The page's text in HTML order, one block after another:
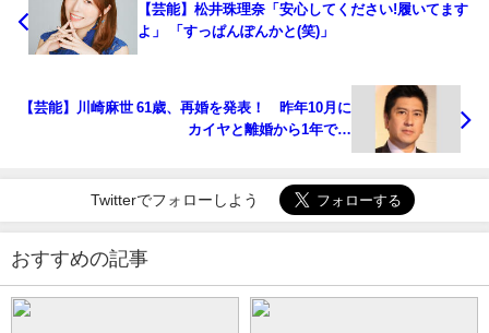
【芸能】松井珠理奈「安心してください!履いてます
よ」 「すっぱんぽんかと(笑)」
【芸能】川崎麻世 61歳、再婚を発表！ 昨年10月に
カイヤと離婚から1年で…
Twitterでフォローしよう
おすすめの記事